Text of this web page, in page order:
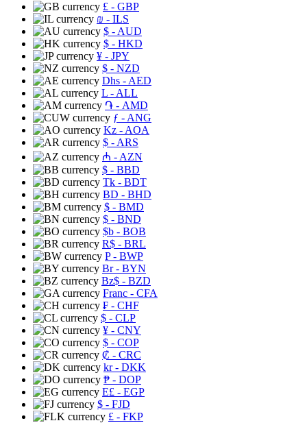
£ - GBP
₪ - ILS
$ - AUD
$ - HKD
¥ - JPY
$ - NZD
Dhs - AED
L - ALL
֏ - AMD
ƒ - ANG
Kz - AOA
$ - ARS
₼ - AZN
$ - BBD
Tk - BDT
BD - BHD
$ - BMD
$ - BND
$b - BOB
R$ - BRL
P- BWP
Br- BYN
Bz$ - BZD
Franc - CFA
₣ - CHF
$ - CLP
¥ - CNY
$ - COP
₡ - CRC
kr- DKK
₱ - DOP
E£ - EGP
$ - FJD
£ - FKP